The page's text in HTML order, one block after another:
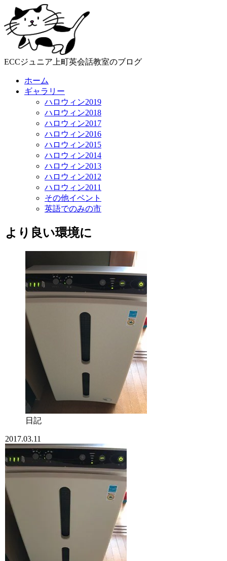
ECCジュニア上町英会話教室のブログ
ホーム
ギャラリー
ハロウィン2019
ハロウィン2018
ハロウィン2017
ハロウィン2016
ハロウィン2015
ハロウィン2014
ハロウィン2013
ハロウィン2012
ハロウィン2011
その他イベント
英語でのみの市
より良い環境に
日記
2017.03.11